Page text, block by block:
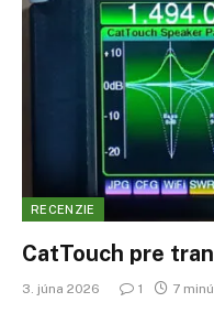
RECENZIE
CatTouch pre
3. júna 2026 1 7